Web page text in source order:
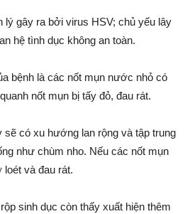
lý gây ra bởi virus HSV; chủ yếu lây
hệ tình dục không an toàn.
bệnh là các nốt mụn nước nhỏ có
nốt mụn bị tấy đỏ, đau rát.
sẽ có xu hướng lan rộng và tập trung
như chùm nho. Nếu các nốt mụn
và đau rát.
sinh dục còn thấy xuất hiện thêm